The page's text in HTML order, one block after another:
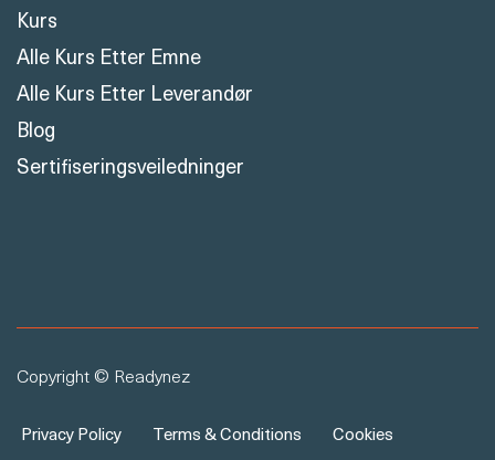
Kurs
Alle Kurs Etter Emne
Alle Kurs Etter Leverandør
Blog
Sertifiseringsveiledninger
Copyright © Readynez
Privacy Policy Terms & Conditions Cookies